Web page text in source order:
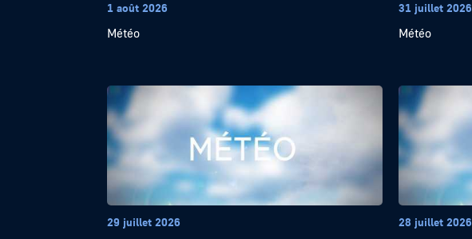
1 août 2026
Météo
31 juillet 2026
Météo
29 juillet 2026 28 juillet 2026